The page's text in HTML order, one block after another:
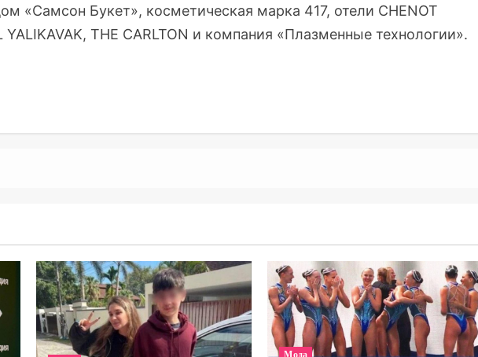
«Самсон Букет», косметическая марка 417, отели CHENOT
YALIKAVAK, THE CARLTON и компания «Плазменные технологии».